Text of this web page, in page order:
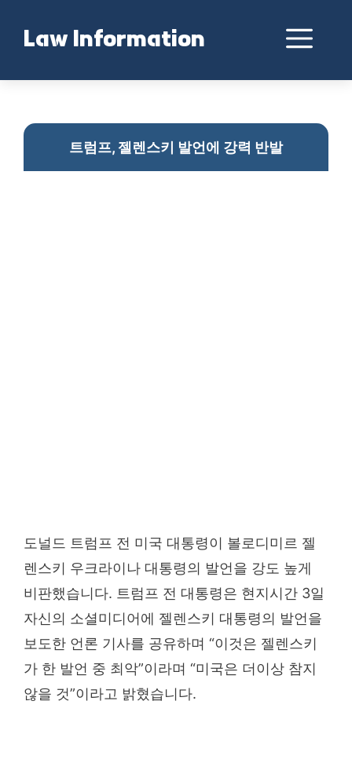
contentLaw Information
트럼프, 젤렌스키 발언에 강력 반발
도널드 트럼프 전 미국 대통령이 볼로디미르 젤
렌스키 우크라이나 대통령의 발언을 강도 높게
비판했습니다. 트럼프 전 대통령은 현지시간 3일
자신의 소셜미디어에 젤렌스키 대통령의 발언을
보도한 언론 기사를 공유하며 “이것은 젤렌스키
가 한 발언 중 최악”이라며 “미국은 더이상 참지
않을 것”이라고 밝혔습니다.